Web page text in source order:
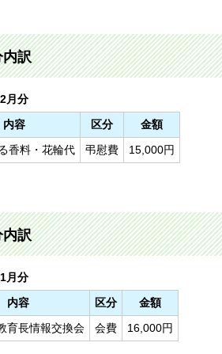
訳
月分
内容 区分
金額
香料・花輪代 弔慰費 15,000円
訳
月分
内容 区分
金額
育長情報交換会 会費 16,000円